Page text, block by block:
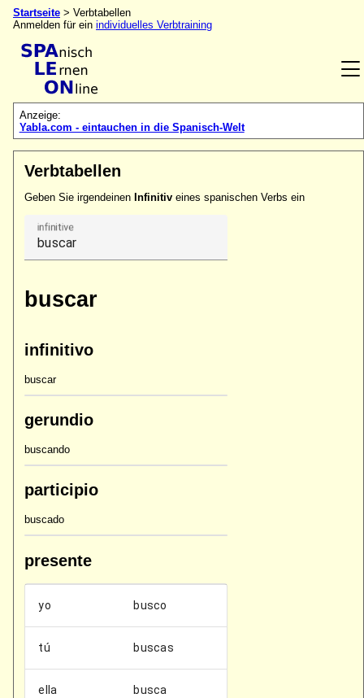
Startseite > Verbtabellen
Anmelden für ein individuelles Verbtraining
Anzeige:
Yabla.com - eintauchen in die Spanisch-Welt
Verbtabellen
Geben Sie irgendeinen Infinitiv eines spanischen Verbs ein